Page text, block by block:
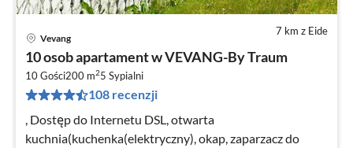
7 km z Eide
Vevang
10 osob apartament w VEVANG-By Traum
10 Gości200 m25 Sypialni
108 recenzji
, Dostęp do Internetu DSL, otwarta
kuchnia(kuchenka(elektryczny), okap, zaparzacz do